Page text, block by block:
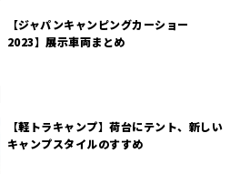
【ジャパンキャンピングカーショー
2023】展示車両まとめ
【軽トラキャンプ】荷台にテント、新しい
キャンプスタイルのすすめ